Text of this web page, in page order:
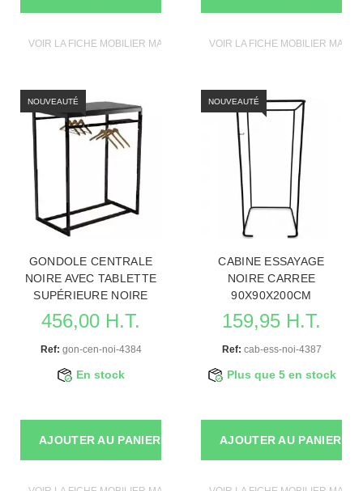
VOIR LA FICHE MOBILIER MAGASIN VOIR LA FICHE MOBILIER
NOUVEAUTÉ
GONDOLE CENTRALE
NOIRE AVEC TABLETTE
SUPÉRIEURE NOIRE
456,00 H.T.
Ref: gon-cen-noi-4384
En stock
AJOUTER AU PANIER
NOUVEAUTÉ
CABINE ESSAYAGE
NOIRE CARREE
90X90X200CM
159,95 H.T.
Ref: cab-ess-noi-4387
Plus que 5 en stock
AJOUTER AU PANIER